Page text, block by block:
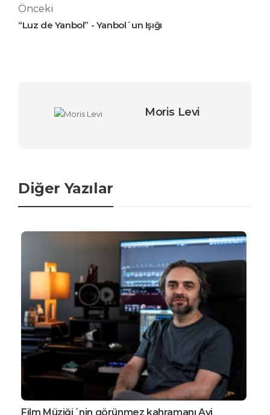
Önceki
“Luz de Yanbol” - Yanbol´un Işığı
Moris Levi
Diğer Yazılar
Film Müziği´nin görünmez kahramanı Avi